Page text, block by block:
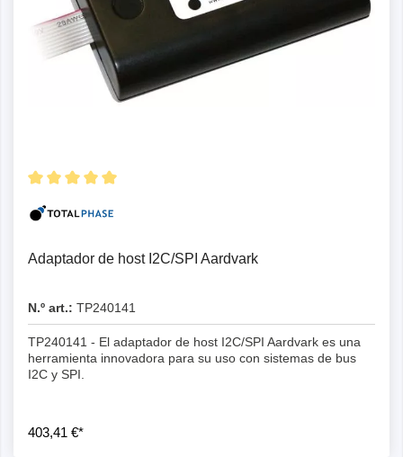
Adaptador de host I2C/SPI Aardvark
N.º art.: TP240141
TP240141 - El adaptador de host I2C/SPI Aardvark es una
herramienta innovadora para su uso con sistemas de bus
I2C y SPI.
403,41 €*